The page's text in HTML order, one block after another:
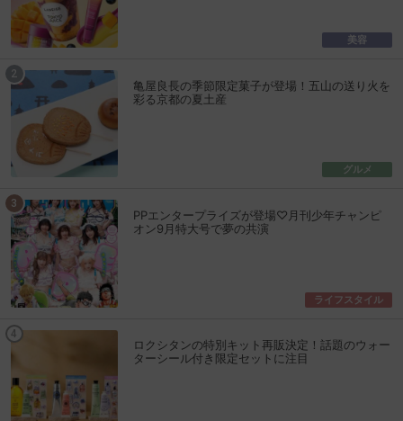
美容
亀屋良長の季節限定菓子が登場！五山の送り火を
彩る京都の夏土産
グルメ
PPエンタープライズが登場♡月刊少年チャンピ
オン9月特大号で夢の共演
ライフスタイル
ロクシタンの特別キット再販決定！話題のウォー
ターシール付き限定セットに注目